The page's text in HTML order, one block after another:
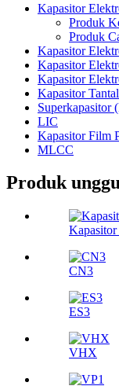
Kapasitor
Produk
Produk
Kapasitor
Kapasitor
Kapasitor
Kapasitor
Superkapasitor
LIC
Kapasitor Film
MLCC
Produk
CN3
ES3
VHX